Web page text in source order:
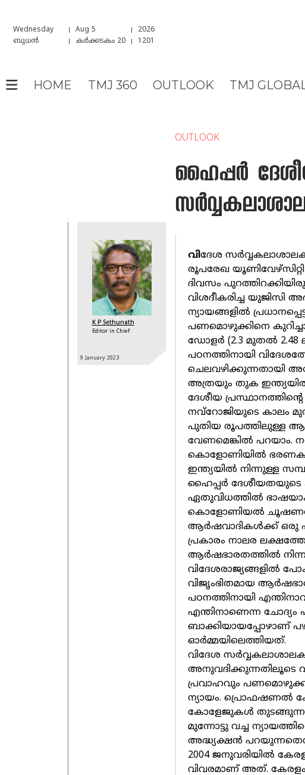
Wednesday Aug 5
2026
ബുധൻ
കർക്കടകം 20 1201
HOME TMJ 360 OUTLOOK TMJ
OUTLOOK
ഹൈപ്പര്‍
K P Sethunath
Editor in Chief
9 January2023
വിദേശ
രൂപരേഖ
ദിവസം
വിശദീകരിച്ച
ന്യായങ്ങളില്‍
പണമൊഴുക്കിനെ
ഡോളര്‍ (2.3 മുതല്‍ 2.48
പഠനത്തിനായി
ചെലവഴിക്കുന്നതായി
അത്രയും തുക ഇന്ത്യയില്‍
ദേശീയ
നവ്‌റോജിയുടെ കാലം
പുതിയ രൂപത്തിലുള്ള
വേണമെങ്കില്‍ പറയാം.
കൊളോണിയില്‍
ഇന്ത്യയില്‍ നിന്നുള്ള
ഹൈപ്പര്‍
ഏതുവിധത്തില്‍
കൊളോണിയല്‍
ആര്‍ഷവാദികള്‍ക്ക്‌ ഒരു
പ്രകാരം നാലര
ആര്‍ഷഭാരതത്തില്‍
വിദേശരാജ്യങ്ങളില്‍
വിജൃംഭിതമായ
പഠനത്തിനായി
എന്തിനാണെന്ന
ബാക്കിയായപ്പോഴാണ്‌
ഓര്‍മ്മയിലെത്തിയത്‌.
വിദേശ
അനുവദിക്കുന്നതിലൂടെ
പ്രവാഹവും
ന്യായം. പ്രൊഫഷണല്‍
കോളേജുകള്‍
മുന്നോട്ടു വച്ച
അദ്ധ്യക്ഷന്‍
2004 ജനുവരിയില്‍
വിവരമാണ്‌ അത്‌.